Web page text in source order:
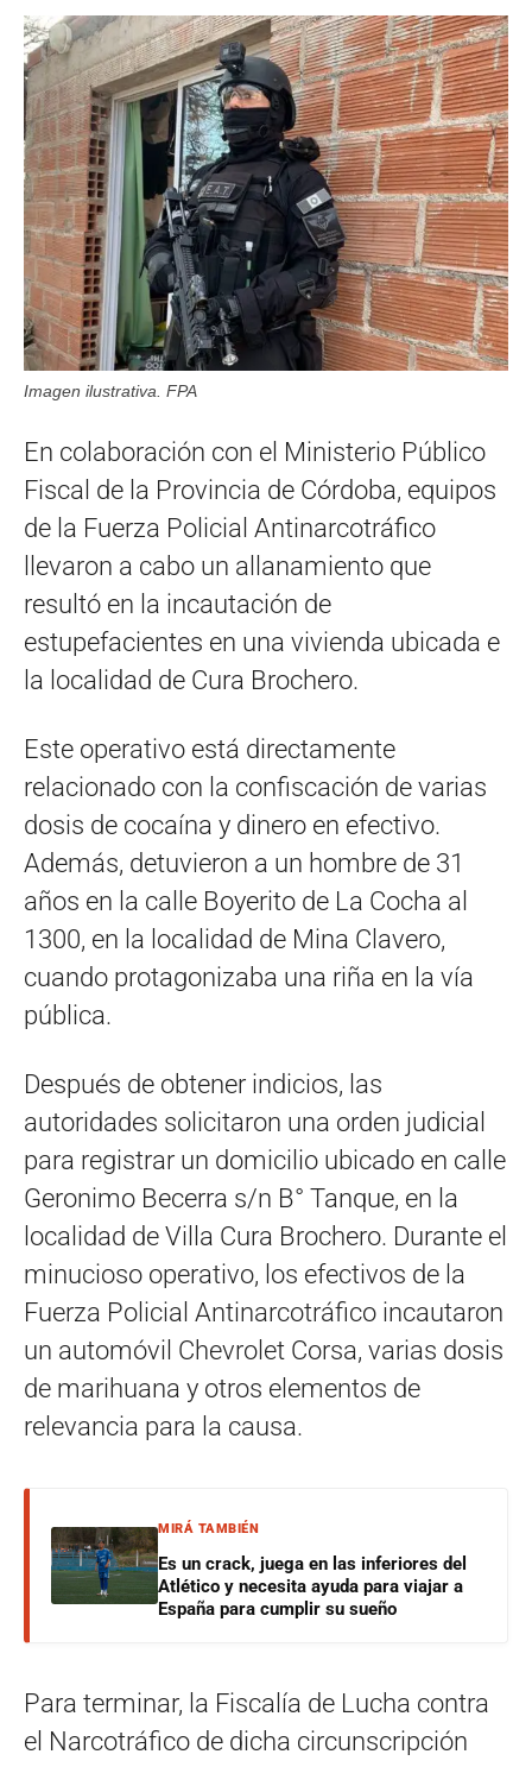
Imagen ilustrativa. FPA
En colaboración con el Ministerio Público
Fiscal de la Provincia de Córdoba, equipos
de la Fuerza Policial Antinarcotráfico
llevaron a cabo un allanamiento que
resultó en la incautación de
estupefacientes en una vivienda ubicada e
la localidad de Cura Brochero.
Este operativo está directamente
relacionado con la confiscación de varias
dosis de cocaína y dinero en efectivo.
Además, detuvieron a un hombre de 31
años en la calle Boyerito de La Cocha al
1300, en la localidad de Mina Clavero,
cuando protagonizaba una riña en la vía
pública.
Después de obtener indicios, las
autoridades solicitaron una orden judicial
para registrar un domicilio ubicado en calle
Geronimo Becerra s/n B° Tanque, en la
localidad de Villa Cura Brochero. Durante el
minucioso operativo, los efectivos de la
Fuerza Policial Antinarcotráfico incautaron
un automóvil Chevrolet Corsa, varias dosis
de marihuana y otros elementos de
relevancia para la causa.
MIRÁ TAMBIÉN
Es un crack, juega en las inferiores del
Atlético y necesita ayuda para viajar a
España para cumplir su sueño
Para terminar, la Fiscalía de Lucha contra
el Narcotráfico de dicha circunscripción